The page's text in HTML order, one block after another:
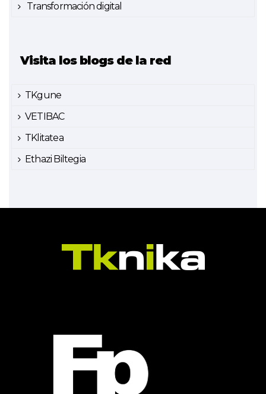
Transformación digital
Visita los blogs de la red
TKgune
VETIBAC
TKlitatea
Ethazi Biltegia